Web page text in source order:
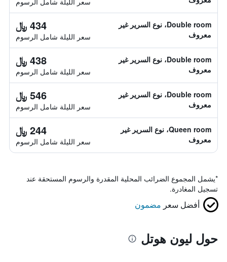
Double room، نوع السرير غير
معروف
434 ﷼
سعر الليلة شامل الرسوم
Double room، نوع السرير غير
معروف
438 ﷼
سعر الليلة شامل الرسوم
Double room، نوع السرير غير
معروف
546 ﷼
سعر الليلة شامل الرسوم
Queen room، نوع السرير غير
معروف
244 ﷼
سعر الليلة شامل الرسوم
*يشمل المجموع الضرائب المحلية المقدرة والرسوم المستحقة عند
تسجيل المغادرة.
أفضل سعر مضمون
حول ليون هوتل